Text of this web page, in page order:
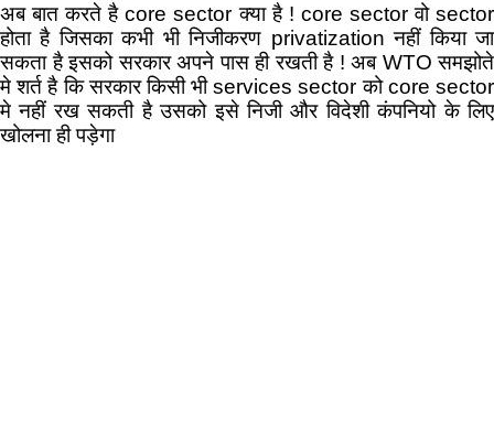
अब बात करते है core sector क्या है ! core sector वो sector
होता है जिसका कभी भी निजीकरण privatization नहीं किया जा
सकता है इसको सरकार अपने पास ही रखती है ! अब WTO समझोते
मे शर्त है कि सरकार किसी भी services sector को core sector
मे नहीं रख सकती है उसको इसे निजी और विदेशी कंपनियो के लिए
खोलना ही पड़ेगा